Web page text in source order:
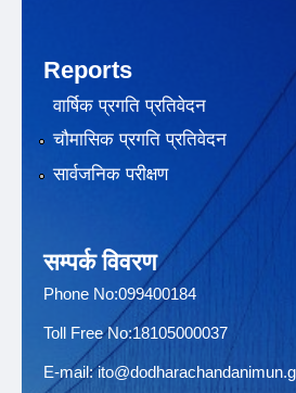
Reports
वार्षिक प्रगति प्रतिवेदन
चौमासिक प्रगति प्रतिवेदन
सार्वजनिक परीक्षण
सम्पर्क विवरण
Phone No:099400184
Toll Free No:18105000037
E-mail: